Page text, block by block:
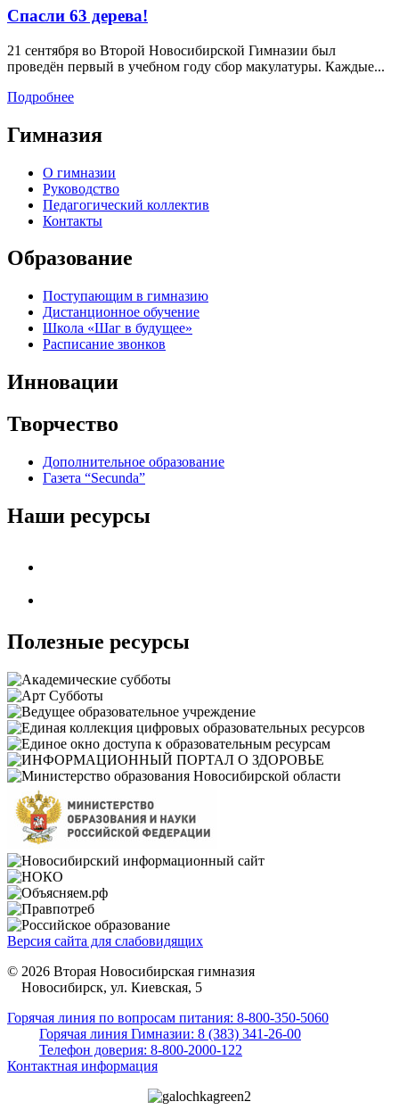
Спасли 63 дерева!
21 сентября во Второй Новосибирской Гимназии был
проведён первый в учебном году сбор макулатуры. Каждые...
Подробнее
Гимназия
О гимназии
Руководство
Педагогический коллектив
Контакты
Образование
Поступающим в гимназию
Дистанционное обучение
Школа «Шаг в будущее»
Расписание звонков
Инновации
Творчество
Дополнительное образование
Газета “Secunda”
Наши ресурсы
Полезные ресурсы
Версия сайта для слабовидящих
© 2026 Вторая Новосибирская гимназия
Новосибирск, ул. Киевская, 5
Горячая линия по вопросам питания: 8-800-350-5060
Горячая линия Гимназии: 8 (383) 341-26-00
Телефон доверия: 8-800-2000-122
Контактная информация